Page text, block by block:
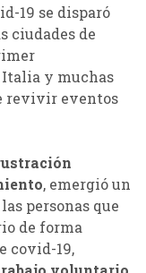
19 se disparó
ciudades de
Italia y muchas
revivir eventos
, emergió un
personas que
de forma
covid-19,